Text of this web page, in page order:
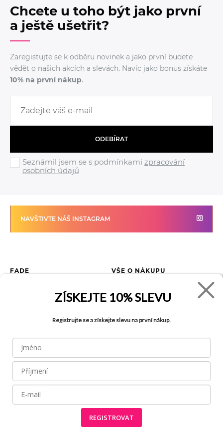
Chcete u toho být jako první
a ještě ušetřit?
Zaregistujte se k odběru novinek a jako první budete
vědět o našich akcích a slevách. Navíc jako bonus získáte
10% na první nákup.
ODEBÍRAT
Seznámil jsem se s podmínkami zpracování
osobních údajů
NAVŠTIVTE NÁŠ INSTAGRAM
FADE
Blog
VŠE O NÁKUPU
Jak reklamovat zboží
Tabulka velikostí
Recyklace
Všechny práva vyhrazena © 2026
ZÍSKEJTE 10% SLEVU
Registrujte se a získejte slevu na první nákup.
REGISTROVAT